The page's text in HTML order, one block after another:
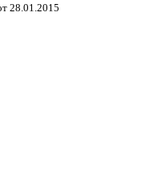
28.01.2015